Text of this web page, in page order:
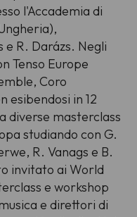
l'Accademia di
R. Darázs. Negli
Tenso Europe
Coro
esibendosi in 12
diverse masterclass
studiando con G.
R. Vanags e B.
invitato ai World
e workshop
e direttori di